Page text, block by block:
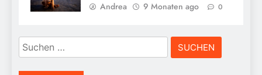
Andrea 9 Monaten ago 0
Suchen
nach: